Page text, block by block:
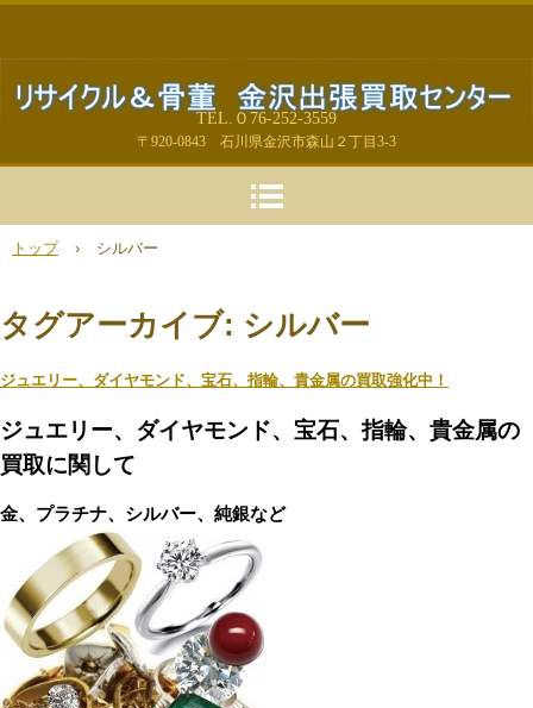
TEL.０76-252-3559
〒920-0843 石川県金沢市森山２丁目3-3
トップ › シルバー
タグアーカイブ: シルバー
ジュエリー、ダイヤモンド、宝石、指輪、貴金属の買取強化中！
ジュエリー、ダイヤモンド、宝石、指輪、貴金属の
買取に関して
金、プラチナ、シルバー、純銀など